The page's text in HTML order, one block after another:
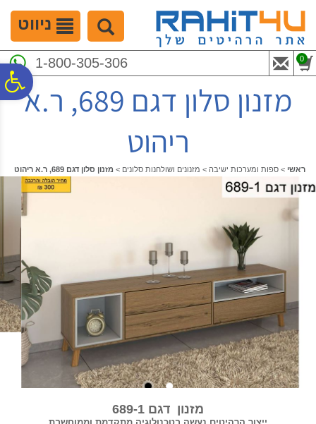
נגישות
המרכזי
ניווט
1-800-305-306 0
מזנון סלון דגם 689, ר.א
ריהוט
ראשי > ספות ומערכות ישיבה > מזנונים ושולחנות סלונים > מזנון סלון דגם 689, ר.א ריהוט
מזנון דגם 689-1